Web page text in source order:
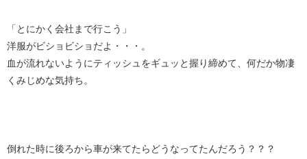
「とにかく会社まで行こう」
洋服がビショビショだよ・・・。
血が流れないようにティッシュをギュッと握り締めて、何だか物凄
くみじめな気持ち。
倒れた時に後ろから車が来てたらどうなってたんだろう？？？